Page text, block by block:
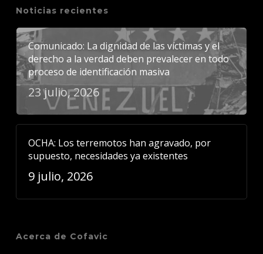
Noticias recientes
Comunicado: La dignidad de las víctimas y el
derecho a la verdad deben prevalecer en todo
proceso de identificación masiva
23 julio, 2026
OCHA: Los terremotos han agravado, por
supuesto, necesidades ya existentes
9 julio, 2026
Acerca de Cofavic